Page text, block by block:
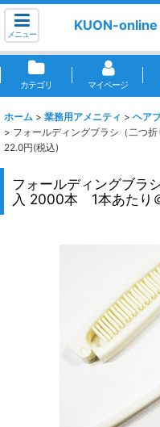
メニュー
KUON-online
カテゴリ マイページ
ホーム > 業務用アメニティ > ヘア
> フォールディングブラシ（二つ
22.0円(税込)
フォールディングブラ
入 2000本 1本あたり